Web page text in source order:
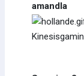
amandla